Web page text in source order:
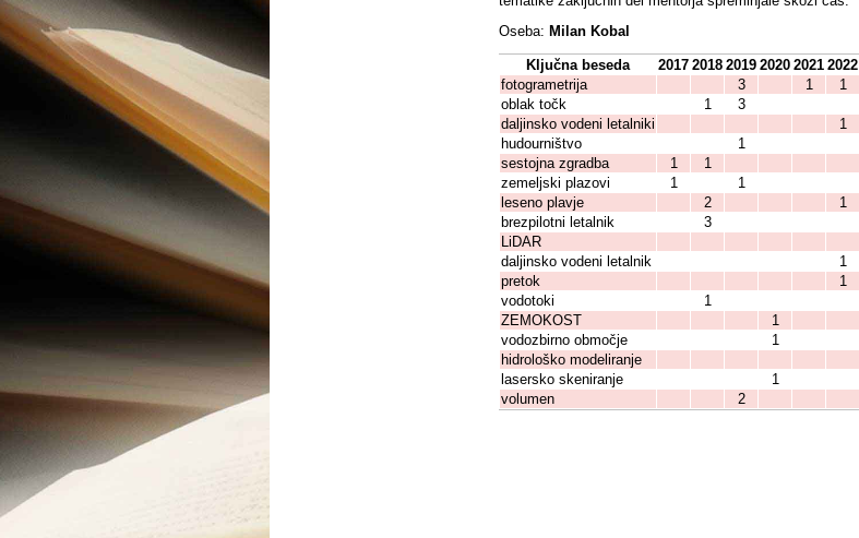
Oseba: Milan Kobal
Ključna beseda 2017 2018 2019 2020 2021 2022
fotogrametrija
3 1 1
oblak točk
1
3
daljinsko vodeni letalniki
1
hudourništvo
1
sestojna zgradba
1 1
zemeljski plazovi
1 1
leseno plavje
2
1
brezpilotni letalnik
3
LiDAR
daljinsko vodeni letalnik
1
pretok
1
vodotoki
1
ZEMOKOST
1
vodozbirno območje
1
hidrološko modeliranje
lasersko skeniranje
1
volumen
2